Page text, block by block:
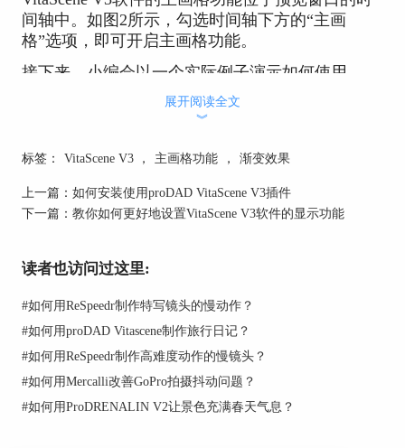
间轴中。如图2所示，勾选时间轴下方的“主画
格”选项，即可开启主画格功能。
接下来，小编会以一个实际例子演示如何使用
VitaScene V3软件的主画格功能。
图2：主画格功能
在演示主画格功能前，大家可以先设定一下特效应
用的时长。如图3所示，在VitaScene V3的设定功能
面板中，打开“时间长度”选项。
展开阅读全文
︾
标签： VitaScene V3 ， 主画格功能 ， 渐变效果
上一篇： 如何安装使用proDAD VitaScene V3插件
下一篇： 教你如何更好地设置VitaScene V3软件的显示功能
读者也访问过这里:
#如何用ReSpeedr制作特写镜头的慢动作？
#如何用proDAD Vitascene制作旅行日记？
#如何用ReSpeedr制作高难度动作的慢镜头？
#如何用Mercalli改善GoPro拍摄抖动问题？
#如何用ProDRENALIN V2让景色充满春天气息？